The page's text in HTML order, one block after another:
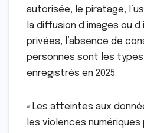
autorisée, le piratage,
la diffusion d’images ou
privées, l’absence de
personnes sont les
enregistrés en 2025.
« Les atteintes aux
les violences